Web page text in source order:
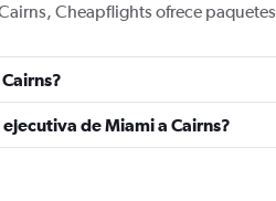
Cheapflights ofrece
de Miami a Cairns?